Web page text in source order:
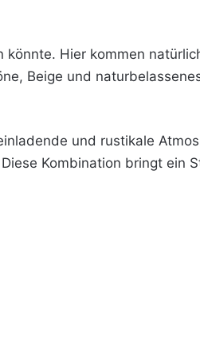
Hier kommen
Beige und
und rustikale
Kombination bringt ein